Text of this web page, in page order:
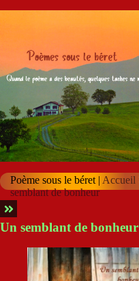
Poème sous le béret | Accueil
semblant de bonheur
Un semblant de bonheur